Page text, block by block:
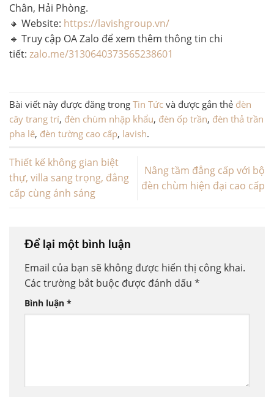
Chân, Hải Phòng.
🔸 Website: https://lavishgroup.vn/
🔹 Truy cập OA Zalo để xem thêm thông tin chi
tiết: zalo.me/3130640373565238601
Bài viết này được đăng trong Tin Tức và được gắn thẻ đèn
cây trang trí, đèn chùm nhập khẩu, đèn ốp trần, đèn thả trần
pha lê, đèn tường cao cấp, lavish.
Thiết kế không gian biệt
thự, villa sang trọng, đẳng
cấp cùng ánh sáng
Nâng tầm đẳng cấp với bộ
đèn chùm hiện đại cao cấp
Để lại một bình luận
Email của bạn sẽ không được hiển thị công khai.
Các trường bắt buộc được đánh dấu *
Bình luận *